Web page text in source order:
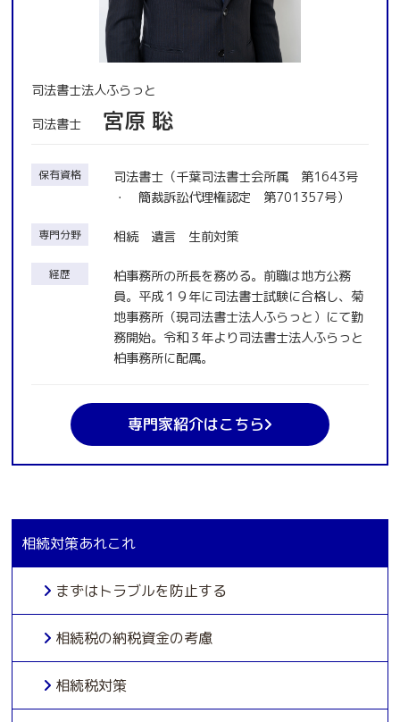
司法書士法人ふらっと
司法書士
宮原 聡
保有資格
司法書士（千葉司法書士会所属 第1643号
・ 簡裁訴訟代理権認定 第701357号）
専門分野 相続 遺言 生前対策
経歴
柏事務所の所長を務める。前職は地方公務
員。平成１９年に司法書士試験に合格し、菊
地事務所（現司法書士法人ふらっと）にて勤
務開始。令和３年より司法書士法人ふらっと
柏事務所に配属。
専門家紹介はこちら
相続対策あれこれ
まずはトラブルを防止する
相続税の納税資金の考慮
相続税対策